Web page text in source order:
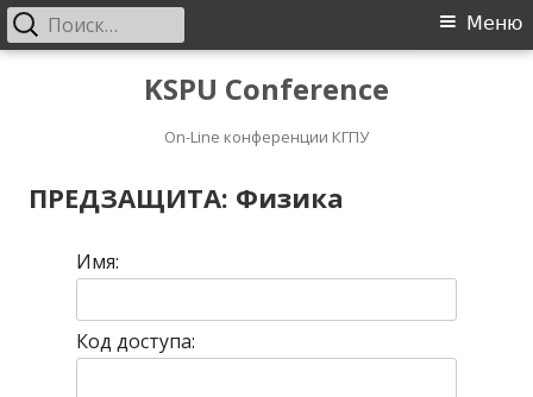
KSPU Conference
On-Line конференции КГПУ
Основное
Меню
Найти:
ПРЕДЗАЩИТА: Физика
Имя:
Код доступа: